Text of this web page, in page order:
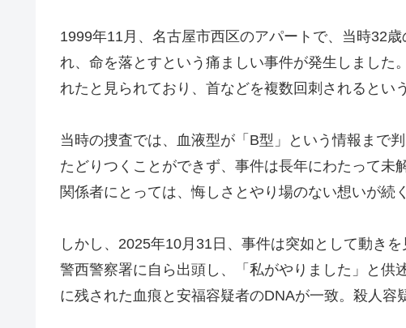
1999年11月、名古屋市西区のアパートで、当時32
れ、命を落とすという痛ましい事件が発生しました
れたと見られており、首などを複数回刺されるとい
当時の捜査では、血液型が「B型」という情報まで
たどりつくことができず、事件は長年にわたって未
関係者にとっては、悔しさとやり場のない想いが続
しかし、2025年10月31日、事件は突如として動き
警西警察署に自ら出頭し、「私がやりました」と供
に残された血痕と安福容疑者のDNAが一致。殺人容